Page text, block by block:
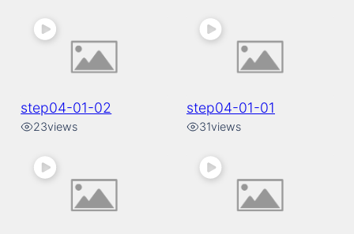
step04-01-02
23views
step04-01-01
31views